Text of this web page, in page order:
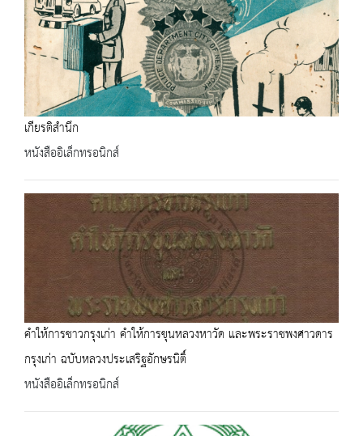
เกียรติสำนึก
หนังสืออิเล็กทรอนิกส์
คำให้การชาวกรุงเก่า คำให้การขุนหลวงหาวัด และพระราชพงศาวดาร
กรุงเก่า ฉบับหลวงประเสริฐอักษรนิติ์
หนังสืออิเล็กทรอนิกส์